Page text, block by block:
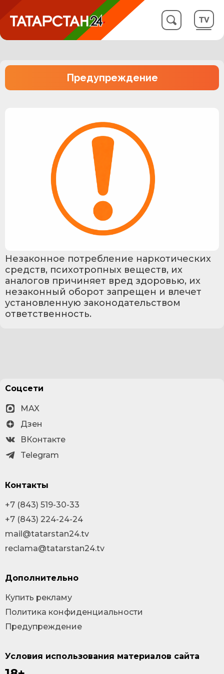
Предупреждение
Незаконное потребление наркотических
средств, психотропных веществ, их
аналогов причиняет вред здоровью, их
незаконный оборот запрещен и влечет
установленную законодательством
ответственность.
Условия использования материалов сайта
Соцсети
MAX
Дзен
ВКонтакте
Telegram
Контакты
+7 (843) 519-30-33
+7 (843) 224-24-24
mail@tatarstan24.tv
reclama@tatarstan24.tv
Дополнительно
Купить рекламу
Политика конфиденциальности
Предупреждение